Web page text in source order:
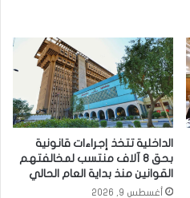
الداخلية تتخذ إجراءات قانونية
بحق 8 آلاف منتسب لمخالفتهم
القوانين منذ بداية العام الحالي
أغسطس 9, 2026